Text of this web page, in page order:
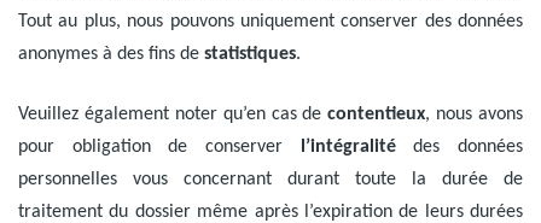
Tout au plus, nous pouvons uniquement conserver des données
anonymes à des fins de statistiques.
Veuillez également noter qu’en cas decontentieux, nous avons
pour obligation de conserver
l’intégralitédes données
personnelles vous concernant durant toute la durée de
traitement du dossier même après l’expiration de leurs durées